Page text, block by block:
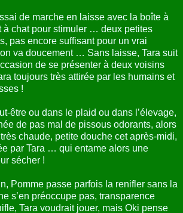
de marche en laisse avec la boîte à
à chat pour stimuler … deux petites
pas encore suffisant pour un vrai
va doucement … Sans laisse, Tara suit
de se présenter à deux voisins
toujours très attirée par les humains et
!
être ou dans le plaid ou dans l’élevage,
de pas mal de pissous odorants, alors
chaude, petite douche cet après-midi,
par Tara … qui entame alors une
sécher !
Pomme passe parfois la renifler sans la
s’en préoccupe pas, transparence
Tara voudrait jouer, mais Oki pense